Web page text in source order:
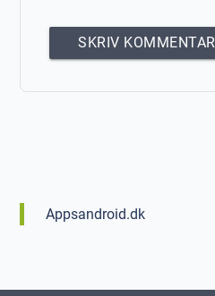
SKRIV KOMMENTAR
Appsandroid.dk